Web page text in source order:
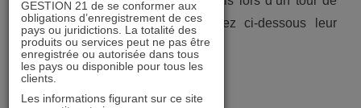
France inédit en 2018. Retrouvez ci-dessous leur
intervention à Bordeaux :
https://youtu.be/Zi2g_ck0CQ8
GESTION 21 de se conformer aux
obligations d’enregistrement de ces
pays ou juridictions. La totalité des
produits ou services peut ne pas être
enregistrée ou autorisée dans tous
les pays ou disponible pour tous les
clients.
Les informations figurant sur ce site